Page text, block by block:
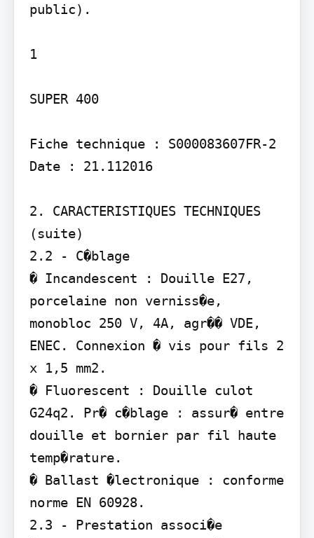
public).
1
SUPER 400
Fiche technique : S000083607FR-2
Date : 21.112016
2. CARACTERISTIQUES TECHNIQUES
(suite)
2.2 - C�blage
� Incandescent : Douille E27,
porcelaine non verniss�e,
monobloc 250 V, 4A, agr�� VDE,
ENEC. Connexion � vis pour fils 2
x 1,5 mm2.
� Fluorescent : Douille culot
G24q2. Pr� c�blage : assur� entre
douille et bornier par fil haute
temp�rature.
� Ballast �lectronique : conforme
norme EN 60928.
2.3 - Prestation associ�e